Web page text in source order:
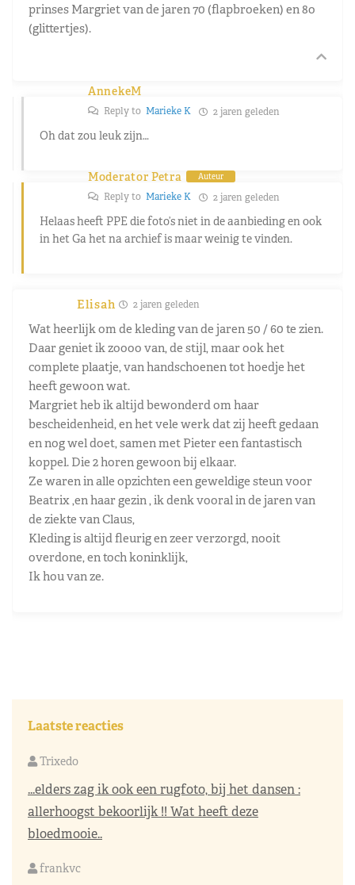
prinses Margriet van de jaren 70 (flapbroeken) en 8o
(glittertjes).
AnnekeM
Reply to Marieke K 2 jaren geleden
Oh dat zou leuk zijn…
Moderator Petra Auteur
Reply to Marieke K 2 jaren geleden
Helaas heeft PPE die foto’s niet in de aanbieding en ook
in het Ga het na archief is maar weinig te vinden.
Elisah 2 jaren geleden
Wat heerlijk om de kleding van de jaren 50 / 60 te zien.
Daar geniet ik zoooo van, de stijl, maar ook het
complete plaatje, van handschoenen tot hoedje het
heeft gewoon wat.
Margriet heb ik altijd bewonderd om haar
bescheidenheid, en het vele werk dat zij heeft gedaan
en nog wel doet, samen met Pieter een fantastisch
koppel. Die 2 horen gewoon bij elkaar.
Ze waren in alle opzichten een geweldige steun voor
Beatrix ,en haar gezin , ik denk vooral in de jaren van
de ziekte van Claus,
Kleding is altijd fleurig en zeer verzorgd, nooit
overdone, en toch koninklijk,
Ik hou van ze.
Laatste reacties
Trixedo
...elders zag ik ook een rugfoto, bij het dansen :
allerhoogst bekoorlijk !! Wat heeft deze
bloedmooie..
frankvc